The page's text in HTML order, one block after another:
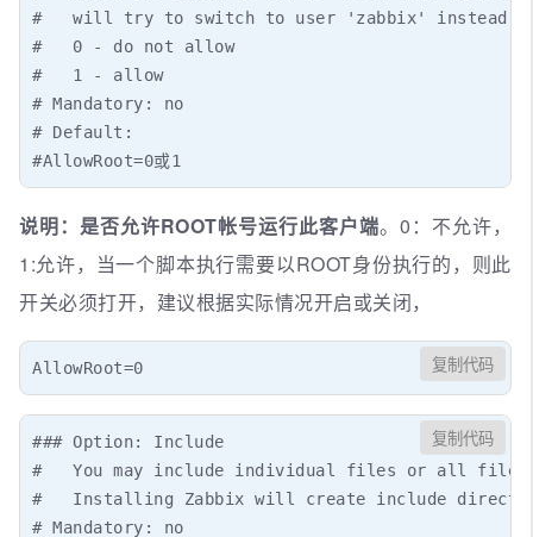
#   will try to switch to user 'zabbix' instead.
#   0 - do not allow
#   1 - allow
# Mandatory: no
# Default:
#AllowRoot=0或1
说明：是否允许ROOT帐号运行此客户端。0：不允许，
1:允许，当一个脚本执行需要以ROOT身份执行的，则此
开关必须打开，建议根据实际情况开启或关闭，
AllowRoot=0 复制代码
### Option: Include
#   You may include individual files or all
#   Installing Zabbix will create include
# Mandatory: no
复制代码